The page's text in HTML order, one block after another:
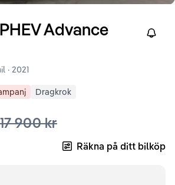
PHEV Advance
Right
· 2021
Dragkrok
900 kr
loan example Räkna på ditt bilköp